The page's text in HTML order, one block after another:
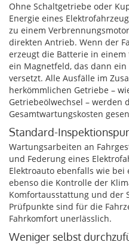
Ohne Schaltgetriebe oder
Energie eines
zu einem
direkten Antrieb. Wenn der
erzeugt die Batterie in
ein Magnetfeld, das dann
versetzt. Alle Ausfälle im
herkömmlichen Getriebe –
Getriebeölwechsel – werden
Gesamtwartungskosten
Standard-
Wartungsarbeiten an
und Federung eines
Elektroauto ebenfalls wie
ebenso die Kontrolle der
Komfortausstattung und der
Prüfpunkte sind für die
Fahrkomfort unerlässlich.
Weniger selbst